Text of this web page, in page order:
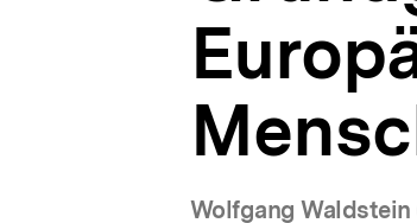
Wolfgang Waldstein